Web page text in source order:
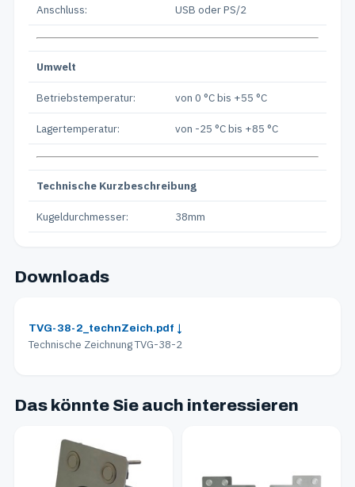
Anschluss: USB oder PS/2
Umwelt
Betriebstemperatur: von 0 °C bis +55 °C
Lagertemperatur: von -25 °C bis +85 °C
Technische Kurzbeschreibung
Kugeldurchmesser: 38mm
Downloads
TVG-38-2_technZeich.pdf ↓
Technische Zeichnung TVG-38-2
Das könnte Sie auch interessieren